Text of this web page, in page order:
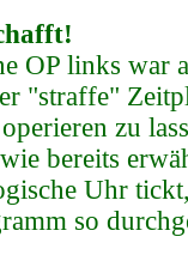
OP links war
"straffe"
zu
bereits
Uhr
so